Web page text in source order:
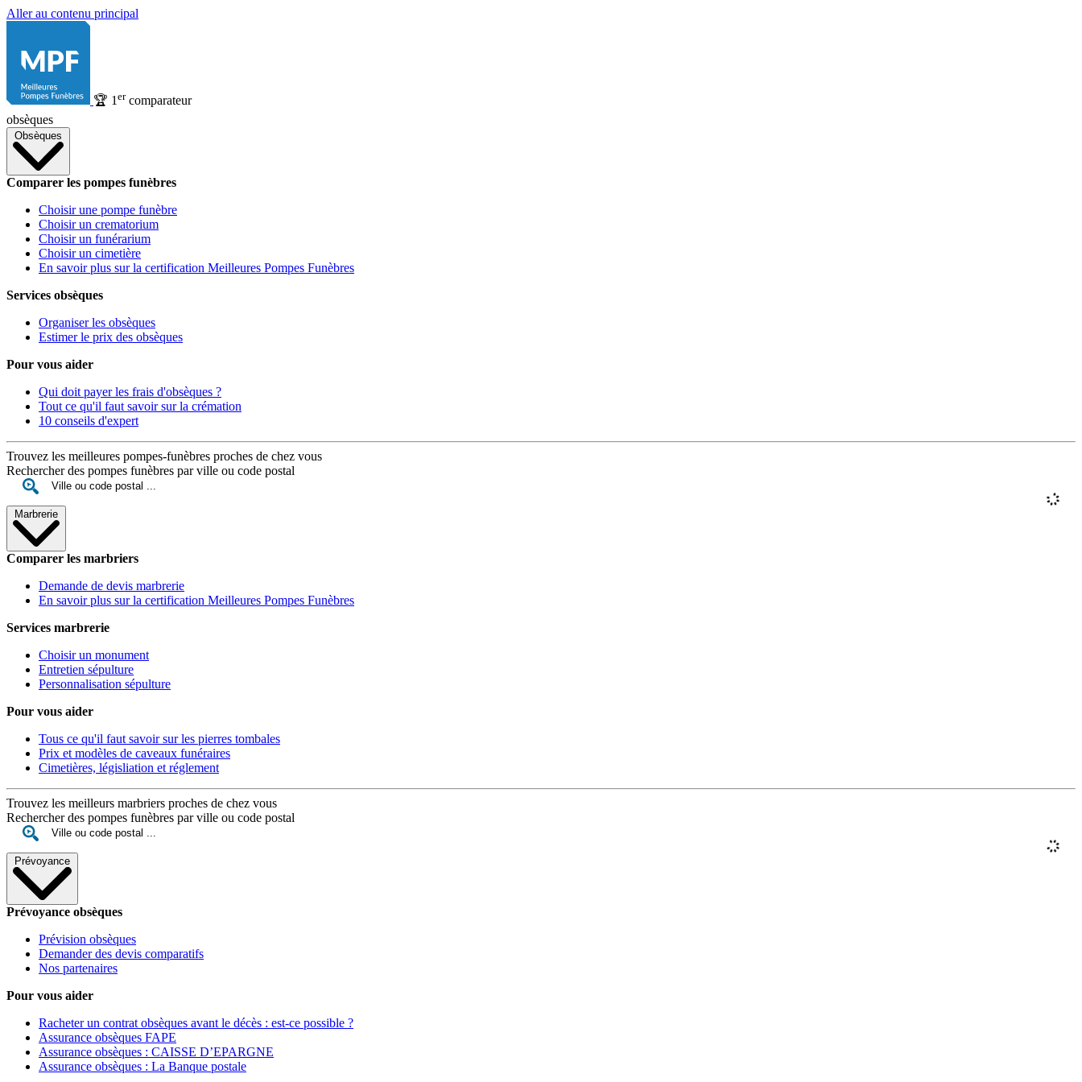
Aller au contenu principal
🏆 1 ercomparateur
obsèques
Obsèques
Comparer les pompes funèbres
Choisir une pompe funèbre
Choisir un crematorium
Choisir un funérarium
Choisir un cimetière
En savoir plus sur la certification Meilleures Pompes Funèbres
Services obsèques
Organiser les obsèques
Estimer le prix des obsèques
Pour vous aider
Qui doit payer les frais d'obsèques ?
Tout ce qu'il faut savoir sur la crémation
10 conseils d'expert
Trouvez les meilleures pompes-funèbres proches de chez vous
Rechercher des pompes funèbres par ville ou code postal
Marbrerie
Comparer les marbriers
Demande de devis marbrerie
En savoir plus sur la certification Meilleures Pompes Funèbres
Services marbrerie
Choisir un monument
Entretien sépulture
Personnalisation sépulture
Pour vous aider
Tous ce qu'il faut savoir sur les pierres tombales
Prix et modèles de caveaux funéraires
Cimetières, législiation et réglement
Trouvez les meilleurs marbriers proches de chez vous
Rechercher des pompes funèbres par ville ou code postal
Prévoyance
Prévoyance obsèques
Prévision obsèques
Demander des devis comparatifs
Nos partenaires
Pour vous aider
Racheter un contrat obsèques avant le décès : est-ce possible ?
Assurance obsèques FAPE
Assurance obsèques : CAISSE D’EPARGNE
Assurance obsèques : La Banque postale